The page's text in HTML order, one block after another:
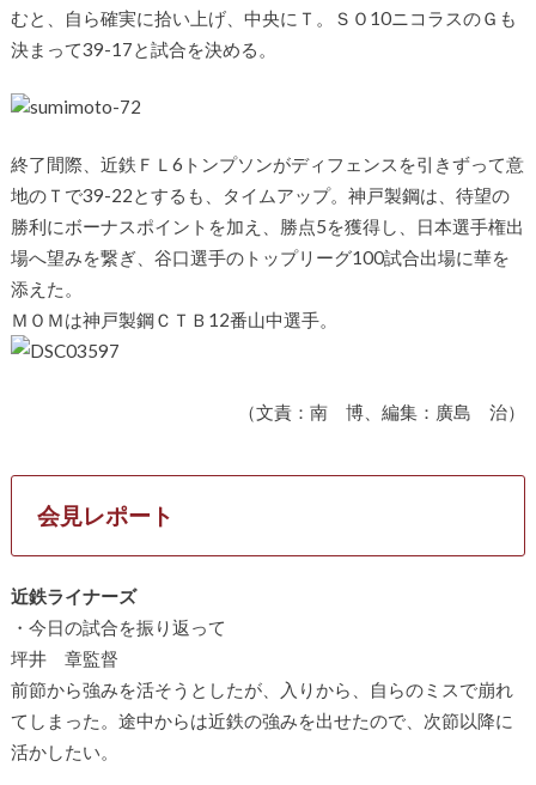
むと、自ら確実に拾い上げ、中央にＴ。ＳＯ10ニコラスのＧも
決まって39-17と試合を決める。
終了間際、近鉄ＦＬ6トンプソンがディフェンスを引きずって意
地のＴで39-22とするも、タイムアップ。神戸製鋼は、待望の
勝利にボーナスポイントを加え、勝点5を獲得し、日本選手権出
場へ望みを繋ぎ、谷口選手のトップリーグ100試合出場に華を
添えた。
ＭＯＭは神戸製鋼ＣＴＢ12番山中選手。
（文責：南 博、編集：廣島 治）
会見レポート
近鉄ライナーズ
・今日の試合を振り返って
坪井 章監督
前節から強みを活そうとしたが、入りから、自らのミスで崩れ
てしまった。途中からは近鉄の強みを出せたので、次節以降に
活かしたい。